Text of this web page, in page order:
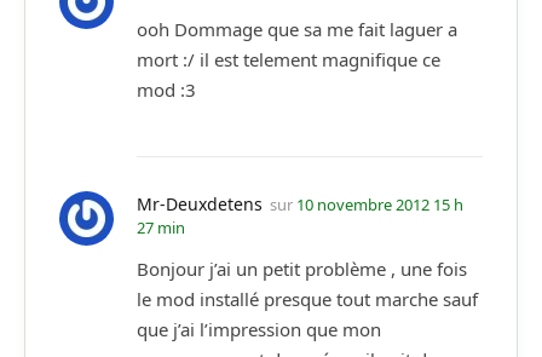
ooh Dommage que sa me fait laguer a
mort :/ il est telement magnifique ce
mod :3
Mr-Deuxdetens sur 10 novembre 2012 15 h
27 min
Bonjour j’ai un petit problème , une fois
le mod installé presque tout marche sauf
que j’ai l’impression que mon